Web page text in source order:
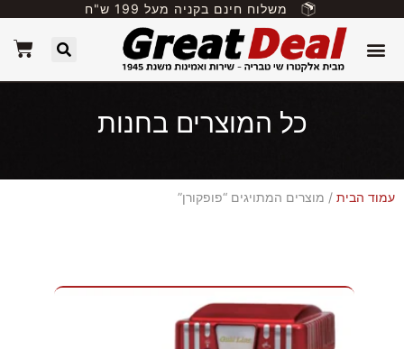
משלוח חינם בקניה מעל 199 ש"ח
כל המוצרים בחנות
עמוד הבית / מוצרים המתויגים “פופקורן”